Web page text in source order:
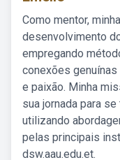
Como mentor,
desenvolvimento
empregando
conexões
e paixão. Minha
sua jornada para
utilizando
pelas principais
dsw.aau.edu.et.